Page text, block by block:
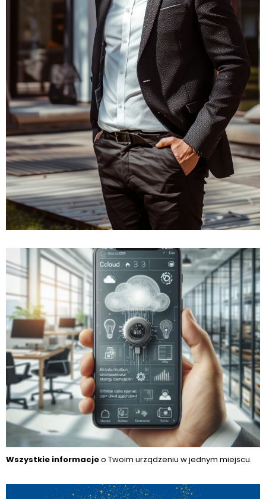
Wszystkie informacjeo Twoim urządzeniu w jednym miejscu.